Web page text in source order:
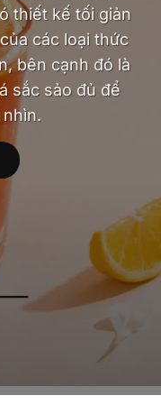
thiết kế tối giản
các loại thức
bên cạnh đó là
sắc sảo đủ để